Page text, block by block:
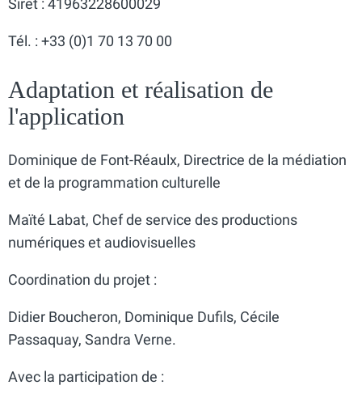
Siret : 41963228600029
Tél. : +33 (0)1 70 13 70 00
Adaptation et réalisation de
l'application
Dominique de Font-Réaulx, Directrice de la médiation
et de la programmation culturelle
Maïté Labat, Chef de service des productions
numériques et audiovisuelles
Coordination du projet :
Didier Boucheron, Dominique Dufils, Cécile
Passaquay, Sandra Verne.
Avec la participation de :